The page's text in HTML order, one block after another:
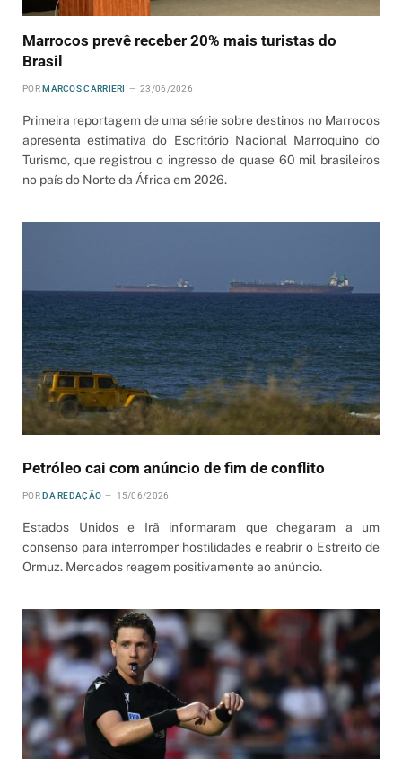
Marrocos prevê receber 20% mais turistas do
Brasil
POR MARCOS CARRIERI 23/06/2026
Primeira reportagem de uma série sobre destinos no Marrocos
apresenta estimativa do Escritório Nacional Marroquino do
Turismo, que registrou o ingresso de quase 60 mil brasileiros
no país do Norte da África em 2026.
Petróleo cai com anúncio de fim de conflito
POR DA REDAÇÃO 15/06/2026
Estados Unidos e Irã informaram que chegaram a um
consenso para interromper hostilidades e reabrir o Estreito de
Ormuz. Mercados reagem positivamente ao anúncio.